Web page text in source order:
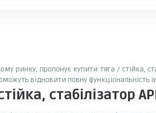
ринку, пропонує купити тяга / стійка,
відновити повну
стабілізатор